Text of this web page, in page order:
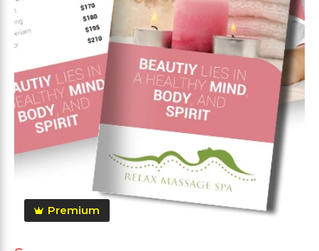
Premium